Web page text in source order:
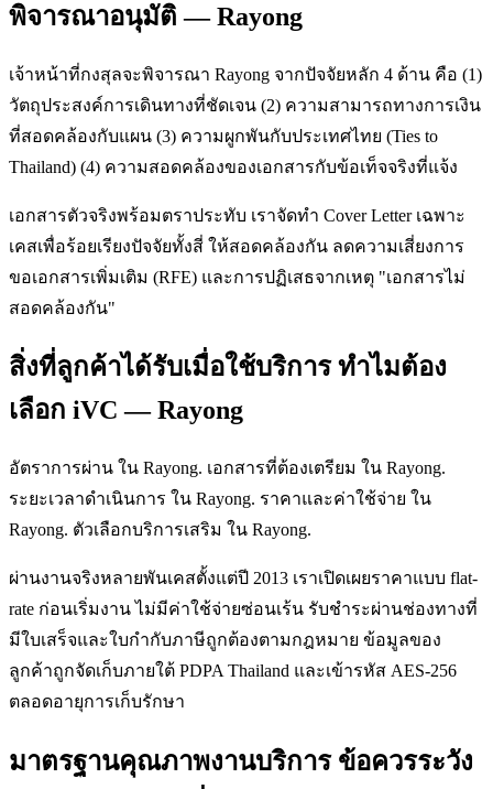
พิจารณาอนุมัติ — Rayong
เจ้าหน้าที่กงสุลจะพิจารณา Rayong จากปัจจัยหลัก 4 ด้าน คือ (1)
วัตถุประสงค์การเดินทางที่ชัดเจน (2) ความสามารถทางการเงิน
ที่สอดคล้องกับแผน (3) ความผูกพันกับประเทศไทย (Ties to
Thailand) (4) ความสอดคล้องของเอกสารกับข้อเท็จจริงที่แจ้ง
เอกสารตัวจริงพร้อมตราประทับ เราจัดทำ Cover Letter เฉพาะ
เคสเพื่อร้อยเรียงปัจจัยทั้งสี่ ให้สอดคล้องกัน ลดความเสี่ยงการ
ขอเอกสารเพิ่มเติม (RFE) และการปฏิเสธจากเหตุ "เอกสารไม่
สอดคล้องกัน"
สิ่งที่ลูกค้าได้รับเมื่อใช้บริการ ทำไมต้อง
เลือก iVC — Rayong
อัตราการผ่าน ใน Rayong. เอกสารที่ต้องเตรียม ใน Rayong.
ระยะเวลาดำเนินการ ใน Rayong. ราคาและค่าใช้จ่าย ใน
Rayong. ตัวเลือกบริการเสริม ใน Rayong.
ผ่านงานจริงหลายพันเคสตั้งแต่ปี 2013 เราเปิดเผยราคาแบบ flat-
rate ก่อนเริ่มงาน ไม่มีค่าใช้จ่ายซ่อนเร้น รับชำระผ่านช่องทางที่
มีใบเสร็จและใบกำกับภาษีถูกต้องตามกฎหมาย ข้อมูลของ
ลูกค้าถูกจัดเก็บภายใต้ PDPA Thailand และเข้ารหัส AES-256
ตลอดอายุการเก็บรักษา
มาตรฐานคุณภาพงานบริการ ข้อควรระวัง